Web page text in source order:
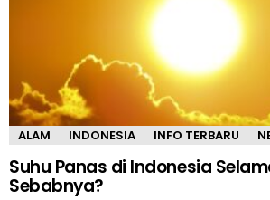
ALAM INDONESIA INFO TERBARU
Suhu Panas di Indonesia
Sebabnya?